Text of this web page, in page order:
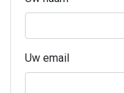
Uw email